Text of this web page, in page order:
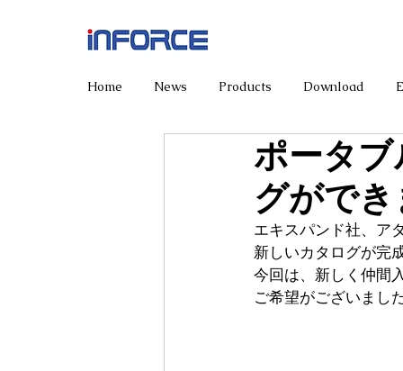
Home News Products Download
ポータ
グがで
エキスパンド社、ア
新しいカタログが完
今回は、新しく仲間
ご希望がございまし